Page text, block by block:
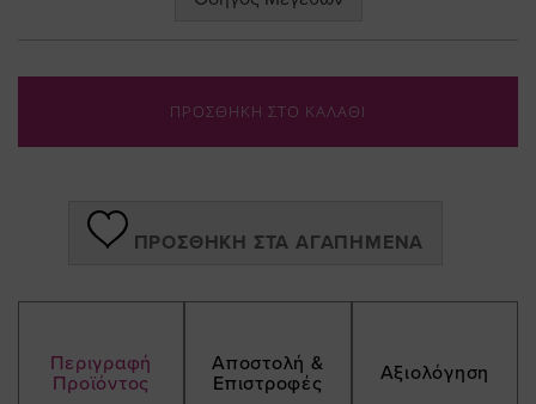
ΠΡΟΣΘΗΚΗ ΣΤΟ ΚΑΛΑΘΙ
ΠΡΟΣΘΉΚΗ ΣΤΑ ΑΓΑΠΗΜΈΝΑ
Περιγραφή
Προϊόντος
Αποστολή &
Επιστροφές
Αξιολόγηση